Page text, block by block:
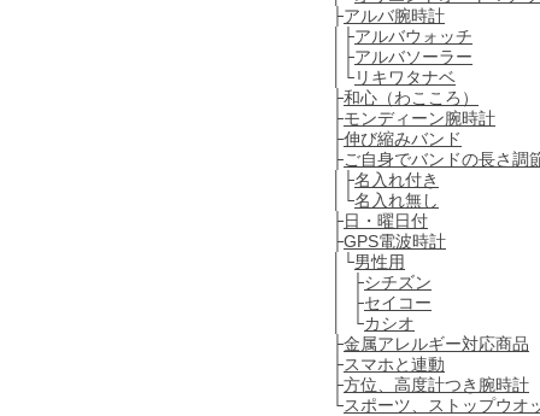
├アルバ腕時計
│├アルバウォッチ
│├アルバソーラー
│└リキワタナベ
├和心（わこころ）
├モンディーン腕時計
├伸び縮みバンド
├ご自身でバンドの長さ調
│├名入れ付き
│└名入れ無し
├日・曜日付
├GPS電波時計
│└男性用
│ ├シチズン
│ ├セイコー
│ └カシオ
├金属アレルギー対応商品
├スマホと連動
├方位、高度計つき腕時計
└スポーツ、ストップウオ